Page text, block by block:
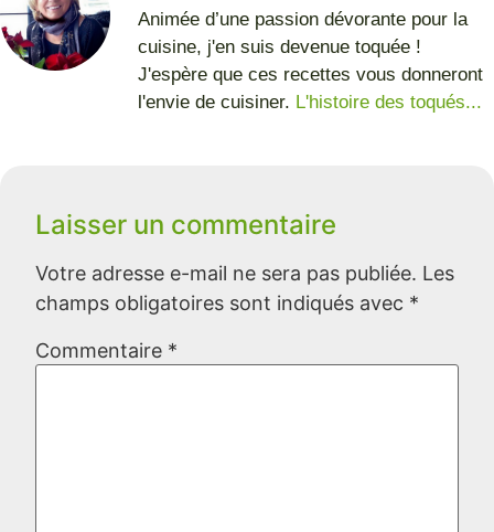
Animée d’une passion dévorante pour la
cuisine, j'en suis devenue toquée !
J'espère que ces recettes vous donneront
l'envie de cuisiner. L'histoire des toqués...
Laisser un commentaire
Votre adresse e-mail ne sera pas publiée. Les
champs obligatoires sont indiqués avec *
Commentaire *